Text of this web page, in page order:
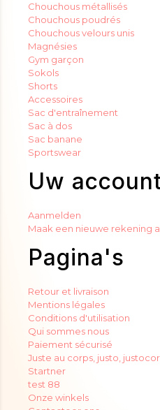
Chouchous métallisés
Chouchous poudrés
Chouchous velours unis
Magnésies
Gym garçon
Sokols
Shorts
Accessoires
Sac d'entraînement
Sac à dos
Sac banane
Sportswear
Uw
Aanmelden
Maak een nieuwe rekening
Pagina's
Retour et livraison
Mentions légales
Conditions d'utilisation
Qui sommes nous
Paiement sécurisé
Juste au corps, justo,
Startner
test 88
Onze winkels